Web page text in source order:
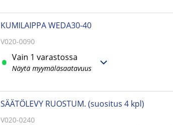
KUMILAIPPA WEDA30-40
V020-0090
Vain 1 varastossa
Näytä myymäläsaatavuus
SÄÄTÖLEVY RUOSTUM. (suositus 4 kpl)
V020-0240